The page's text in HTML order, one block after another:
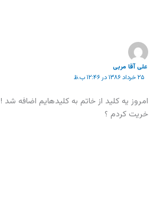
علی آقا مربی
۲۵ خرداد ۱۳۸۶ در ۱۲:۴۶ ب.ظ
امروز یه کلید از خاتم به کلیدهایم اضافه شد !
خریت کردم ؟